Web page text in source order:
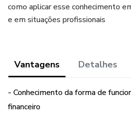
como aplicar esse conhecimento
e em situações profissionais
Vantagens Detalhes
- Conhecimento da forma de
financeiro